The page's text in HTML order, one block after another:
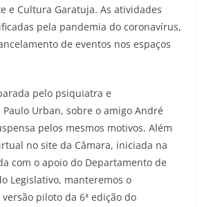
e Cultura Garatuja. As atividades
pela pandemia do coronavírus,
de eventos nos espaços
pelo psiquiatra e
Urban, sobre o amigo André
pelos mesmos motivos. Além
no site da Câmara, iniciada na
com o apoio do Departamento de
Legislativo, manteremos o
piloto da 6ª edição do